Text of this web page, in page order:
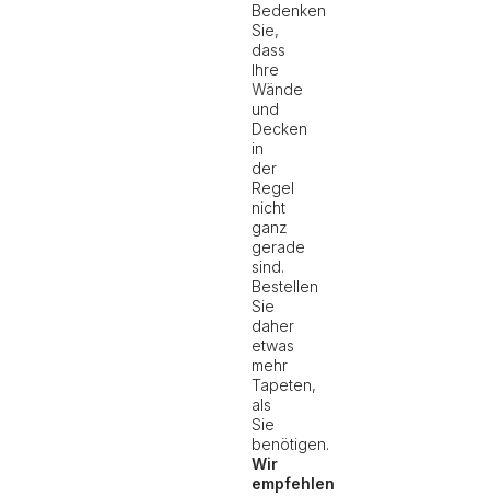
Bedenken
Sie,
dass
Ihre
Wände
und
Decken
in
der
Regel
nicht
ganz
gerade
sind.
Bestellen
Sie
daher
etwas
mehr
Tapeten,
als
Sie
benötigen.
Wir
empfehlen